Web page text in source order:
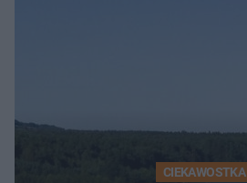
CIEKAWOSTKA